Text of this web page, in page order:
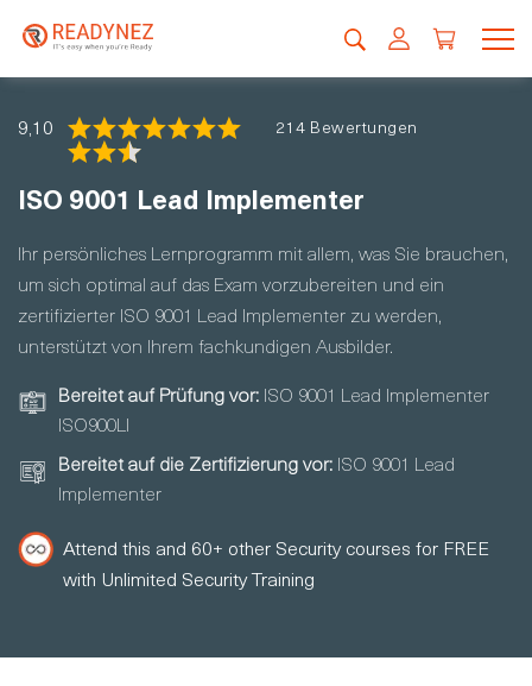
9,10 214 Bewertungen
ISO 9001 Lead Implementer
Ihr persönliches Lernprogramm mit allem, was Sie brauchen,
um sich optimal auf das Exam vorzubereiten und ein
zertifizierter ISO 9001 Lead Implementer zu werden,
unterstützt von Ihrem fachkundigen Ausbilder.
Bereitet auf Prüfung vor: ISO 9001 Lead Implementer
ISO900LI
Bereitet auf die Zertifizierung vor: ISO 9001 Lead
Implementer
Attend this and 60+ other Security courses for FREE
with Unlimited Security Training